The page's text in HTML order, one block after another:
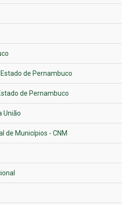
de Pernambuco
de Pernambuco
União
de Municípios - CNM